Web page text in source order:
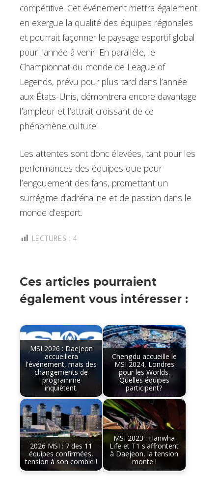
compétitive. Cet événement mettra également
en exergue la qualité des équipes régionales
et pourrait façonner le paysage esportif global
pour l’année à venir. En parallèle, le
Championnat du monde de League of
Legends, prévu pour plus tard dans l’année
aux États-Unis, démontrera encore davantage
l’ampleur et l’attrait croissant de ce
phénomène culturel.
Les attentes sont donc élevées, tant pour les
performances des équipes que pour
l’engouement des fans, promettant un
surrégime d’adrénaline et de passion dans le
monde d’esport.
LECTURES : 4
Ces articles pourraient
également vous intéresser :
MSI 2026 : Daejeon
accueillera
l'événement, mais des
changements de
programme
inquiètent.
Chengdu accueille le
MSI 2024, Londres
pour les Worlds.
Quelles équipes
participent?
2026 MSI : 7 des 11
équipes confirmées,
tension à son comble !
MSI 2023 : Hanwha
Life et T1 s'affrontent
à Daejeon, la tension
monte !